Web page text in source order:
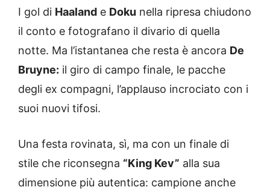
I gol di Haaland e Doku nella ripresa chiudono
il conto e fotografano il divario di quella
notte. Ma l’istantanea che resta è ancora De
Bruyne: il giro di campo finale, le pacche
degli ex compagni, l’applauso incrociato con i
suoi nuovi tifosi.
Una festa rovinata, sì, ma con un finale di
stile che riconsegna “King Kev” alla sua
dimensione più autentica: campione anche